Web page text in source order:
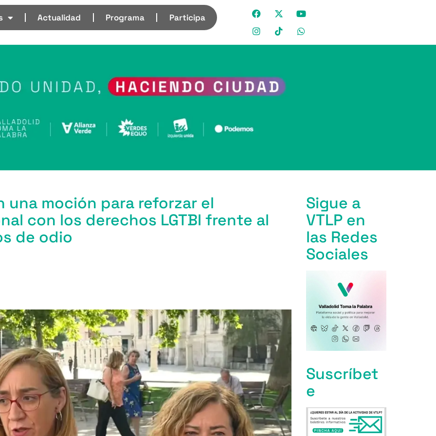
Actualidad Programa Participa
una moción para reforzar el
con los derechos LGTBI frente al
de odio
Sigue a
VTLP en
las Redes
Sociales
Suscríbet
e